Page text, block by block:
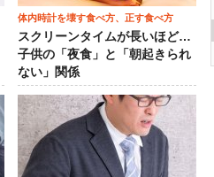
体内時計を壊す食べ方、正す食べ方
スクリーンタイムが長いほど…
子供の「夜食」と「朝起きられ
ない」関係